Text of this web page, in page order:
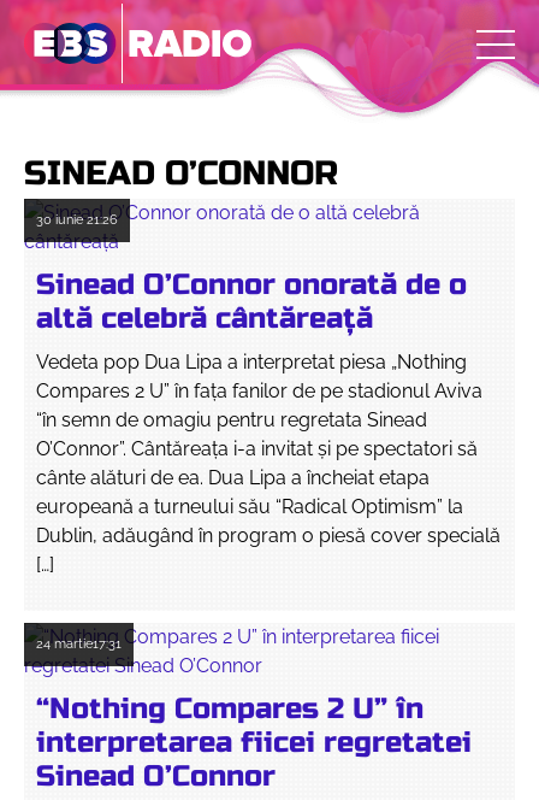
SINEAD O’CONNOR
30 iunie21:26
Sinead O’Connor onorată de o
altă celebră cântăreaţă
Vedeta pop Dua Lipa a interpretat piesa „Nothing
Compares 2 U” în fața fanilor de pe stadionul Aviva
“în semn de omagiu pentru regretata Sinead
O’Connor”. Cântăreaţa i-a invitat şi pe spectatori să
cânte alături de ea. Dua Lipa a încheiat etapa
europeană a turneului său “Radical Optimism” la
Dublin, adăugând în program o piesă cover specială
[…]
24 martie17:31
“Nothing Compares 2 U” în
interpretarea fiicei regretatei
Sinead O’Connor